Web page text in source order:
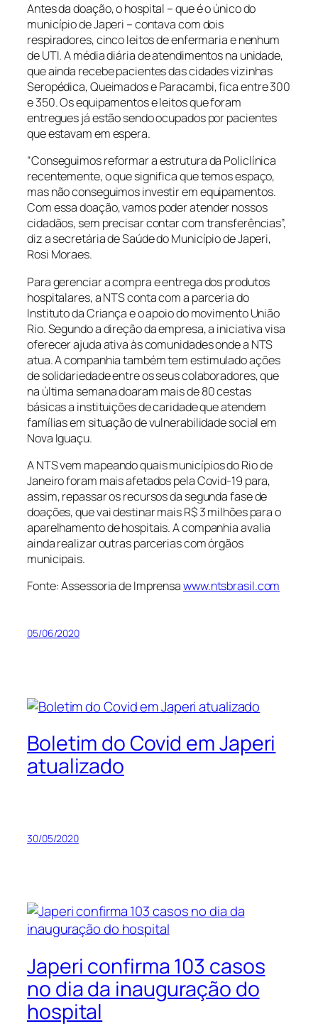
Antes da doação, o hospital – que é o único do
município de Japeri – contava com dois
respiradores, cinco leitos de enfermaria e nenhum
de UTI. A média diária de atendimentos na unidade,
que ainda recebe pacientes das cidades vizinhas
Seropédica, Queimados e Paracambi, fica entre 300
e 350. Os equipamentos e leitos que foram
entregues já estão sendo ocupados por pacientes
que estavam em espera.
“Conseguimos reformar a estrutura da Policlínica
recentemente, o que significa que temos espaço,
mas não conseguimos investir em equipamentos.
Com essa doação, vamos poder atender nossos
cidadãos, sem precisar contar com transferências”,
diz a secretária de Saúde do Município de Japeri,
Rosi Moraes.
Para gerenciar a compra e entrega dos produtos
hospitalares, a NTS conta com a parceria do
Instituto da Criança e o apoio do movimento União
Rio. Segundo a direção da empresa, a iniciativa visa
oferecer ajuda ativa às comunidades onde a NTS
atua. A companhia também tem estimulado ações
de solidariedade entre os seus colaboradores, que
na última semana doaram mais de 80 cestas
básicas a instituições de caridade que atendem
famílias em situação de vulnerabilidade social em
Nova Iguaçu.
A NTS vem mapeando quais municípios do Rio de
Janeiro foram mais afetados pela Covid-19 para,
assim, repassar os recursos da segunda fase de
doações, que vai destinar mais R$ 3 milhões para o
aparelhamento de hospitais. A companhia avalia
ainda realizar outras parcerias com órgãos
municipais.
Fonte: Assessoria de Imprensawww.ntsbrasil.com
05/06/2020
Boletim do Covid em Japeri
atualizado
30/05/2020
Japeri confirma 103 casos
no dia da inauguração do
hospital